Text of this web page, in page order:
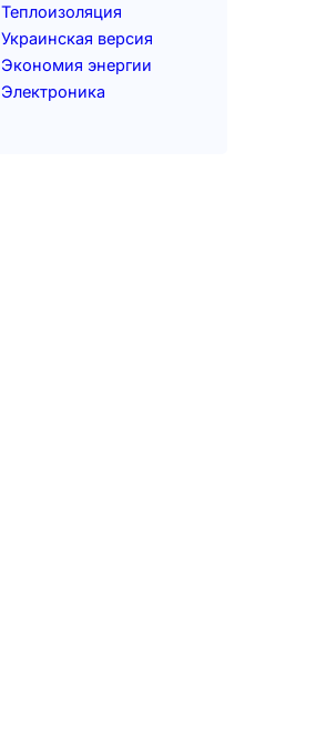
Теплоизоляция
Украинская версия
Экономия энергии
Электроника